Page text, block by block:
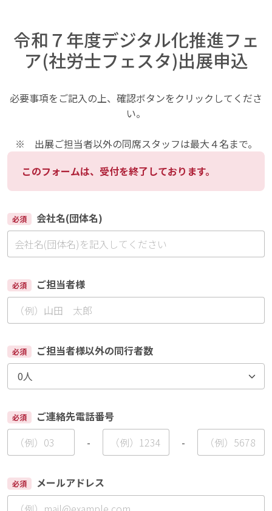
令和７年度デジタル化推進フェ
ア(社労士フェスタ)出展申込
必要事項をご記入の上、確認ボタンをクリックしてくださ
い。
※ 出展ご担当者以外の同席スタッフは最大４名まで。
このフォームは、受付を終了しております。
必須 会社名(団体名)
必須 ご担当者様
必須 ご担当者様以外の同行者数
必須
ご連絡先電話番号
-
-
必須 メールアドレス